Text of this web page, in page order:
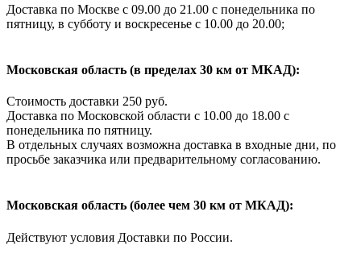
Доставка по Москве с 09.00 до 21.00 с понедельника по
пятницу, в субботу и воскресенье с 10.00 до 20.00;
Московская область (в пределах 30 км от МКАД):
Стоимость доставки 250 руб.
Доставка по Московской области с 10.00 до 18.00 с
понедельника по пятницу.
В отдельных случаях возможна доставка в входные дни, по
просьбе заказчика или предварительному согласованию.
Московская область (более чем 30 км от МКАД):
Действуют условия Доставки по России.